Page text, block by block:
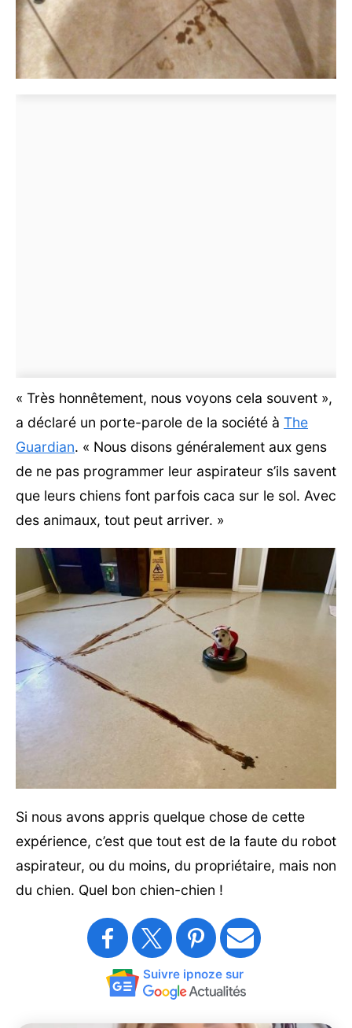
« Très honnêtement, nous voyons cela souvent »,
a déclaré un porte-parole de la société à The
Guardian. « Nous disons généralement aux gens
de ne pas programmer leur aspirateur s’ils savent
que leurs chiens font parfois caca sur le sol. Avec
des animaux, tout peut arriver. »
Si nous avons appris quelque chose de cette
expérience, c’est que tout est de la faute du robot
aspirateur, ou du moins, du propriétaire, mais non
du chien. Quel bon chien-chien !
Suivre ipnoze sur